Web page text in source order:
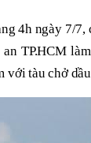
4h ngày 7/
TP.HCM
với tàu chở